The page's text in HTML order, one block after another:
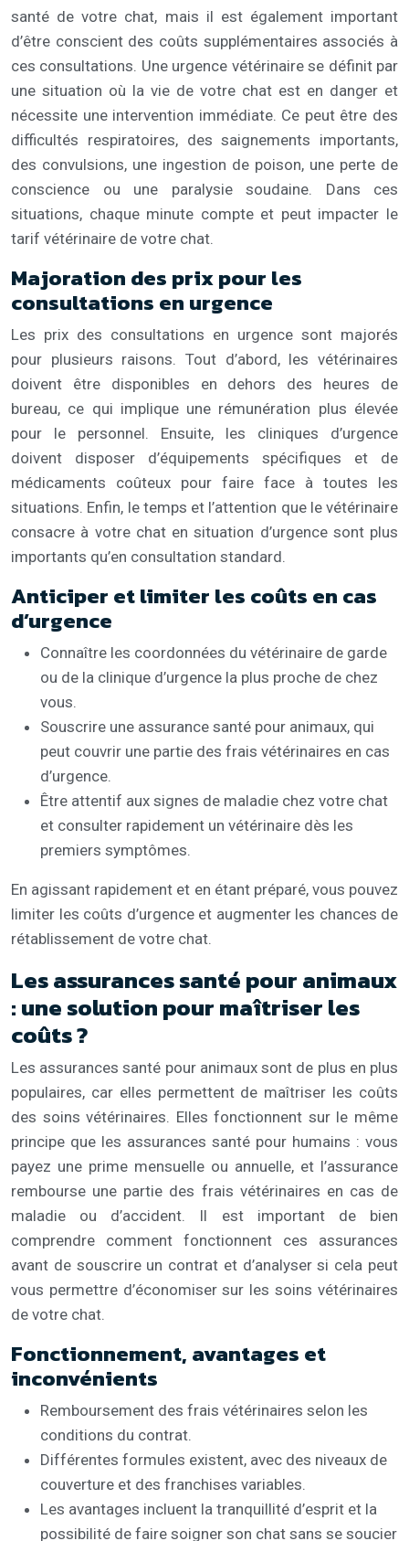
santé de votre chat, mais il est également important
d’être conscient des coûts supplémentaires associés à
ces consultations. Une urgence vétérinaire se définit par
une situation où la vie de votre chat est en danger et
nécessite une intervention immédiate. Ce peut être des
difficultés respiratoires, des saignements importants,
des convulsions, une ingestion de poison, une perte de
conscience ou une paralysie soudaine. Dans ces
situations, chaque minute compte et peut impacter le
tarif vétérinaire de votre chat.
Majoration des prix pour les
consultations en urgence
Les prix des consultations en urgence sont majorés
pour plusieurs raisons. Tout d’abord, les vétérinaires
doivent être disponibles en dehors des heures de
bureau, ce qui implique une rémunération plus élevée
pour le personnel. Ensuite, les cliniques d’urgence
doivent disposer d’équipements spécifiques et de
médicaments coûteux pour faire face à toutes les
situations. Enfin, le temps et l’attention que le vétérinaire
consacre à votre chat en situation d’urgence sont plus
importants qu’en consultation standard.
Anticiper et limiter les coûts en cas
d’urgence
Connaître les coordonnées du vétérinaire de garde
ou de la clinique d’urgence la plus proche de chez
vous.
Souscrire une assurance santé pour animaux, qui
peut couvrir une partie des frais vétérinaires en cas
d’urgence.
Être attentif aux signes de maladie chez votre chat
et consulter rapidement un vétérinaire dès les
premiers symptômes.
En agissant rapidement et en étant préparé, vous pouvez
limiter les coûts d’urgence et augmenter les chances de
rétablissement de votre chat.
Les assurances santé pour animaux
: une solution pour maîtriser les
coûts ?
Les assurances santé pour animaux sont de plus en plus
populaires, car elles permettent de maîtriser les coûts
des soins vétérinaires. Elles fonctionnent sur le même
principe que les assurances santé pour humains : vous
payez une prime mensuelle ou annuelle, et l’assurance
rembourse une partie des frais vétérinaires en cas de
maladie ou d’accident. Il est important de bien
comprendre comment fonctionnent ces assurances
avant de souscrire un contrat et d’analyser si cela peut
vous permettre d’économiser sur les soins vétérinaires
de votre chat.
Fonctionnement, avantages et
inconvénients
Remboursement des frais vétérinaires selon les
conditions du contrat.
Différentes formules existent, avec des niveaux de
couverture et des franchises variables.
Les avantages incluent la tranquillité d’esprit et la
possibilité de faire soigner son chat sans se soucier